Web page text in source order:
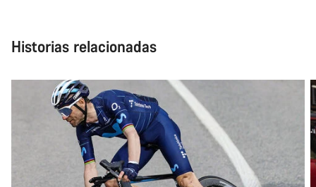
Historias relacionadas